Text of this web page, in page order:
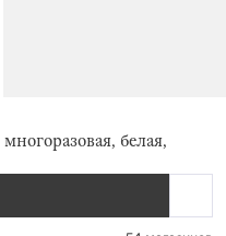
белая,